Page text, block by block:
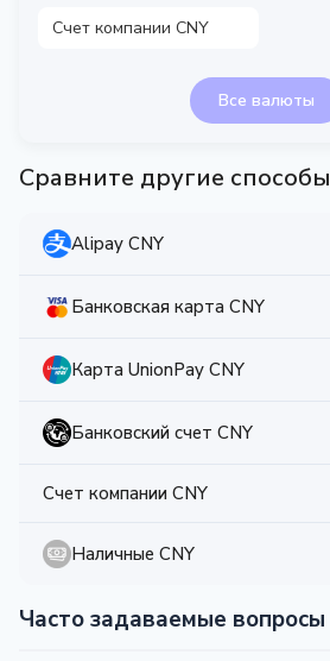
Счет компании CNY
Все валюты
Сравните другие способы
Alipay CNY
Банковская карта CNY
Карта UnionPay CNY
Банковский счет CNY
Счет компании CNY
Наличные CNY
Часто задаваемые вопросы